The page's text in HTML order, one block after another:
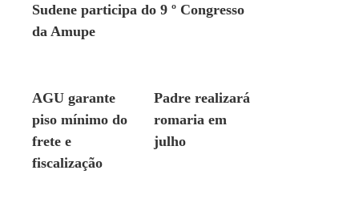
Sudene participa do 9 º Congresso
da Amupe
AGU garante
piso mínimo do
frete e
fiscalização
Padre realizará
romaria em
julho